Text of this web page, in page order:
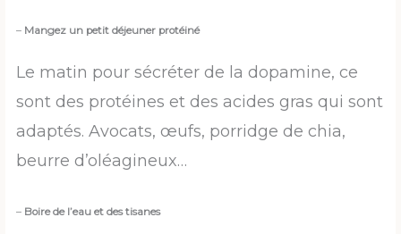
– Mangez un petit déjeuner protéiné
Le matin pour sécréter de la dopamine, ce
sont des protéines et des acides gras qui sont
adaptés. Avocats, œufs, porridge de chia,
beurre d’oléagineux…
– Boire de l’eau et des tisanes